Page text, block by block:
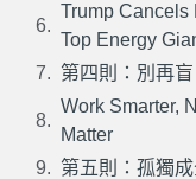
Trump Cancels
Top Energy
第四則：別再
Work Smarter,
Matter
第五則：孤獨